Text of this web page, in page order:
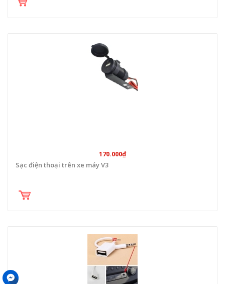
170.000₫
Sạc điện thoại trên xe máy V3